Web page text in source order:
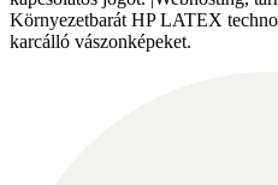
Környezetbarát HP LATEX
karcálló vászonképeket.